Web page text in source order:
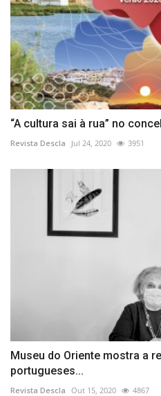
“A cultura sai à rua” no
Revista Descla Jul 24, 2020 3951
Museu do Oriente mostra a
portugueses...
Revista Descla Out 15, 2020 4867